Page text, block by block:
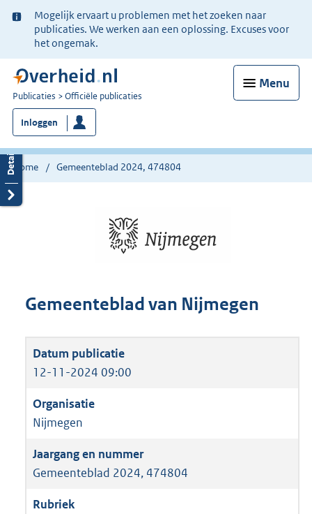
Ter
informatie:
Mogelijk ervaart u problemen met het zoeken naar
publicaties. We werken aan een oplossing. Excuses voor
het ongemak.
Menu
U
bent
nu
hier:
Publicaties Officiële publicaties
Inloggen
Home Gemeenteblad 2024, 474804
Gemeenteblad van Nijmegen
12-11-2024 09:00
Nijmegen
Gemeenteblad 2024, 474804